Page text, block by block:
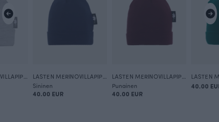
LASTEN MERINOVILLAPIPO, harmaa
LASTEN MERINOVILLAPIPO, myrsky
Sininen
40.00 EUR
LASTEN MERINOVILLAPIPO, punajuuri
Punainen
40.00 EUR
40.00